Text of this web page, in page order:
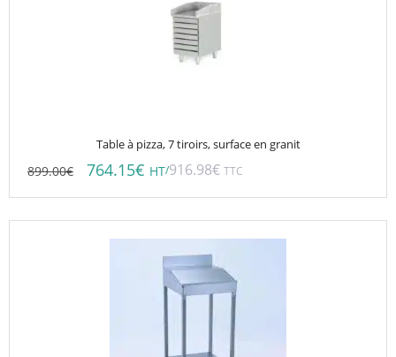
Table à pizza, 7 tiroirs, surface en granit
899.00€ 764.15€ HT/916.98€ TTC